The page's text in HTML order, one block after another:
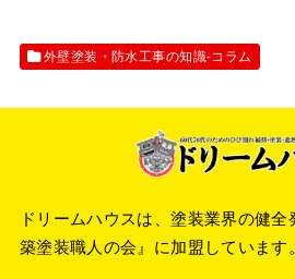
外壁塗装・防水工事の知識‐コラム
ドリームハウスは、塗装業界の健全
築塗装職人の会 』に加盟しています